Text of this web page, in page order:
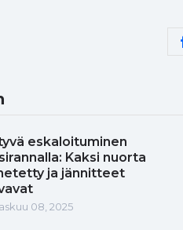
eskaloituminen
Kaksi nuorta
ja jännitteet
08, 2025